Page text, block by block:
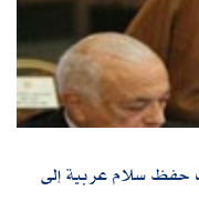
حفظ سلام عربية إلى